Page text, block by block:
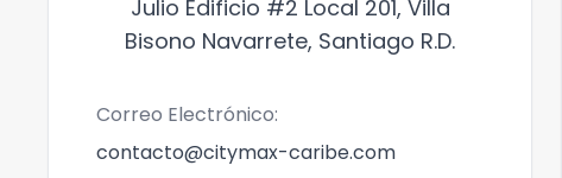
Julio Edificio #2 Local 201, Villa
Bisono Navarrete, Santiago R.D.
Correo Electrónico:
contacto@citymax-caribe.com